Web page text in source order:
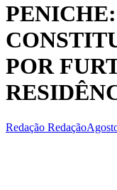
POR
Redação Redação